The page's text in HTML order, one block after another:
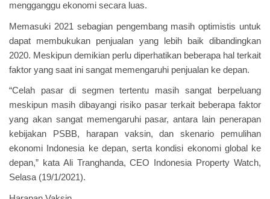
mengganggu ekonomi secara luas.
Memasuki 2021 sebagian pengembang masih optimistis untuk
dapat membukukan penjualan yang lebih baik dibandingkan
2020. Meskipun demikian perlu diperhatikan beberapa hal terkait
faktor yang saat ini sangat memengaruhi penjualan ke depan.
“Celah pasar di segmen tertentu masih sangat berpeluang
meskipun masih dibayangi risiko pasar terkait beberapa faktor
yang akan sangat memengaruhi pasar, antara lain penerapan
kebijakan PSBB, harapan vaksin, dan skenario pemulihan
ekonomi Indonesia ke depan, serta kondisi ekonomi global ke
depan,” kata Ali Tranghanda, CEO Indonesia Property Watch,
Selasa (19/1/2021).